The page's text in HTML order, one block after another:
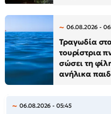
06.08.2026 -
Τραγωδία
τουρίστρια
σώσει τη
ανήλικα
06.08.2026 - 05:45